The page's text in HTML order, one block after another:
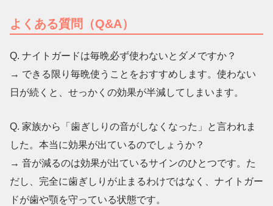
よくある質問（Q&A）
Q. ナイトガードは毎晩必ず使わないとダメですか？
→ できる限り毎晩使うことをおすすめします。使わない
日が続くと、せっかくの効果が半減してしまいます。
Q. 家族から「歯ぎしりの音がしなくなった」と言われま
した。本当に効果が出ているのでしょうか？
→ 音が減るのは効果が出ているサインのひとつです。た
だし、完全に歯ぎしりが止まるわけではなく、ナイトガー
ドが歯や顎を守っている状態です。